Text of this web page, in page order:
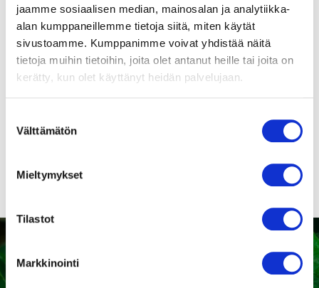
jaamme sosiaalisen median, mainosalan ja analytiikka-
alan kumppaneillemme tietoja siitä, miten käytät
sivustoamme. Kumppanimme voivat yhdistää näitä
tietoja muihin tietoihin, joita olet antanut heille tai joita on
kerätty, kun olet käyttänyt heidän palvelujaan.
valinta
Välttämätön
Mieltymykset
Tilastot
Markkinointi
Paino
1.7 kg
Tuotenumero
puhaltimien kohdalle on
merkitty, läpäiseekö tuote
direktiivin vaatimukset.
turvamääräykset!